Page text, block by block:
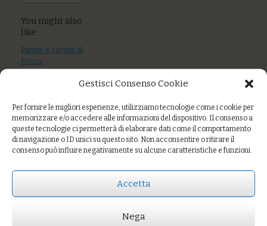
Gestisci Consenso Cookie
Per fornire le migliori esperienze, utilizziamo tecnologie come i cookie per
memorizzare e/o accedere alle informazioni del dispositivo. Il consenso a
queste tecnologie ci permetterà di elaborare dati come il comportamento
di navigazione o ID unici su questo sito. Non acconsentire o ritirare il
consenso può influire negativamente su alcune caratteristiche e funzioni.
Accetta
Nega
You might also
like
Patate e carote al
forno
Verdure pastellate
Verza estiva
speziata